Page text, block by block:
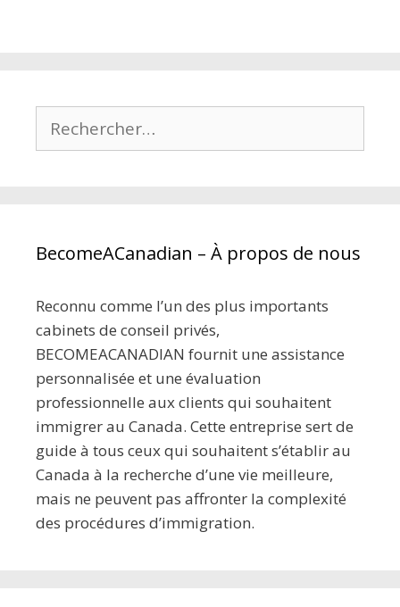
Rechercher :
BecomeACanadian – À propos de nous
Reconnu comme l’un des plus importants
cabinets de conseil privés,
BECOMEACANADIAN fournit une assistance
personnalisée et une évaluation
professionnelle aux clients qui souhaitent
immigrer au Canada. Cette entreprise sert de
guide à tous ceux qui souhaitent s’établir au
Canada à la recherche d’une vie meilleure,
mais ne peuvent pas affronter la complexité
des procédures d’immigration.